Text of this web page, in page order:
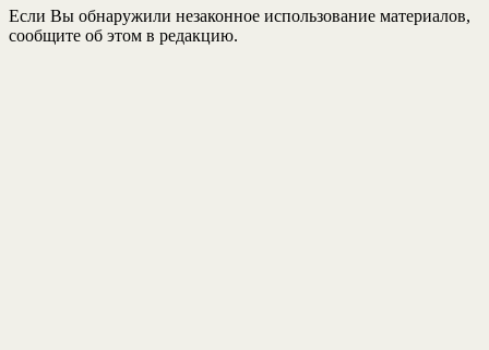
Если Вы обнаружили незаконное использование материалов,
сообщите об этом в редакцию.